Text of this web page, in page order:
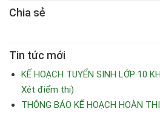
Chia sẻ
Tin tức mới
KẾ HOẠCH TUYỂN SINH LỚP 10
Xét điểm thi)
THÔNG BÁO KẾ HOẠCH HOÀN